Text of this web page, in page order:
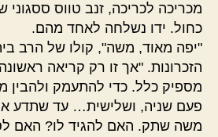
מכריכה לכריכה, זנב טווס ססגוני
כחול. ידו נשלחה לאחד מהם.
"יפה מאוד, משה", קולו של הרב
הזכרונות. "אך זו רק קריאה
מספיק כלל. כדי להתעמק ולהבין
פעם שניה, ושלישית… עד שתדע
משה שתק. האם להגיד לו? האם